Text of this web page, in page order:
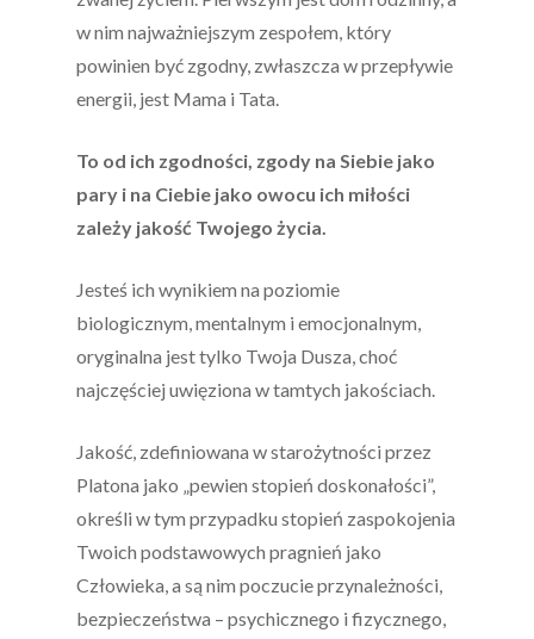
w nim najważniejszym zespołem, który
powinien być zgodny, zwłaszcza w przepływie
energii, jest Mama i Tata.
To od ich zgodności, zgody na Siebie jako
pary i na Ciebie jako owocu ich miłości
zależy jakość Twojego życia.
Jesteś ich wynikiem na poziomie
biologicznym, mentalnym i emocjonalnym,
oryginalna jest tylko Twoja Dusza, choć
najczęściej uwięziona w tamtych jakościach.
Jakość, zdefiniowana w starożytności przez
Platona jako „pewien stopień doskonałości”,
określi w tym przypadku stopień zaspokojenia
Twoich podstawowych pragnień jako
Człowieka, a są nim poczucie przynależności,
bezpieczeństwa – psychicznego i fizycznego,